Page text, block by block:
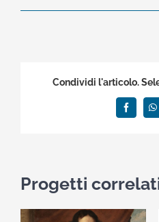
Condividi l'articolo.
Facebook
Progetti